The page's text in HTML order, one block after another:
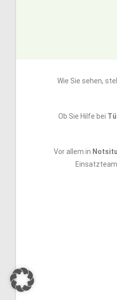
Wie Sie sehen,
Ob Sie Hilfe bei
Vor allem in